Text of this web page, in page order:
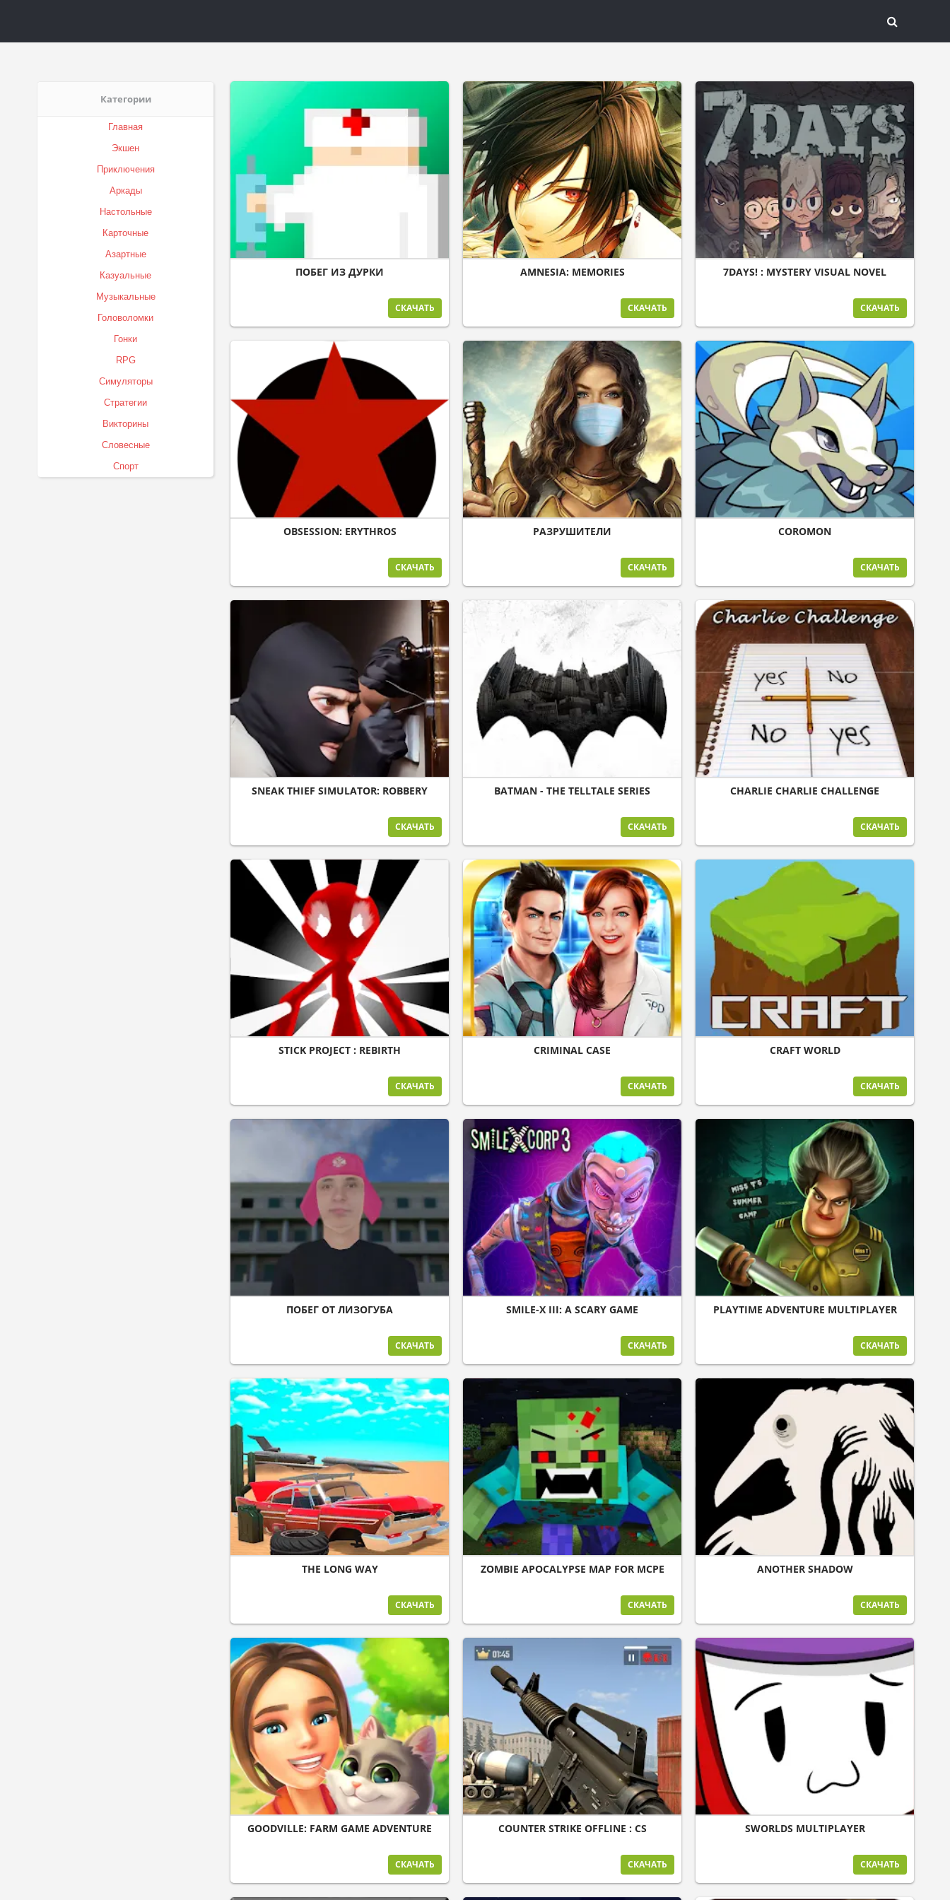
Категории
Главная
Экшен
Приключения
Аркады
Настольные
Карточные
Азартные
Казуальные
Музыкальные
Головоломки
Гонки
RPG
Симуляторы
Стратегии
Викторины
Словесные
Спорт
ПОБЕГ ИЗ ДУРКИ
СКАЧАТЬ
AMNESIA: MEMORIES
СКАЧАТЬ
7DAYS! : MYSTERY VISUAL NOVEL
СКАЧАТЬ
OBSESSION: ERYTHROS
СКАЧАТЬ
РАЗРУШИТЕЛИ
СКАЧАТЬ
COROMON
СКАЧАТЬ
SNEAK THIEF SIMULATOR: ROBBERY
СКАЧАТЬ
BATMAN - THE TELLTALE SERIES
СКАЧАТЬ
CHARLIE CHARLIE CHALLENGE
СКАЧАТЬ
STICK PROJECT : REBIRTH
СКАЧАТЬ
CRIMINAL CASE
СКАЧАТЬ
CRAFT WORLD
СКАЧАТЬ
ПОБЕГ ОТ ЛИЗОГУБА
СКАЧАТЬ
SMILE-X III: A SCARY GAME
СКАЧАТЬ
PLAYTIME ADVENTURE MULTIPLAYER
СКАЧАТЬ
THE LONG WAY
СКАЧАТЬ
ZOMBIE APOCALYPSE MAP FOR MCPE
СКАЧАТЬ
ANOTHER SHADOW
СКАЧАТЬ
GOODVILLE: FARM GAME ADVENTURE
СКАЧАТЬ
COUNTER STRIKE OFFLINE : CS
СКАЧАТЬ
SWORLDS MULTIPLAYER
СКАЧАТЬ